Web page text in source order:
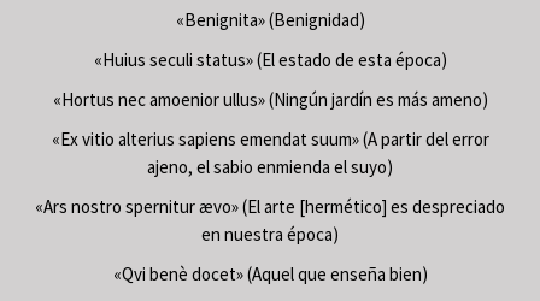
«Benignita» (Benignidad)
«Huius seculi status» (El estado de esta época)
«Hortus nec amoenior ullus» (Ningún jardín es más ameno)
«Ex vitio alterius sapiens emendat suum» (A partir del error
ajeno, el sabio enmienda el suyo)
«Ars nostro spernitur ævo» (El arte [hermético] es despreciado
en nuestra época)
«Qvi benè docet» (Aquel que enseña bien)